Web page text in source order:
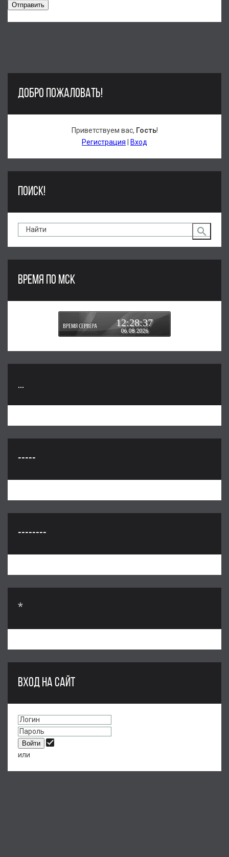
Отправить
ДОБРО ПОЖАЛОВАТЬ!
Приветствуем вас, Гость!
Регистрация
Вход
ПОИСК!
ВРЕМЯ ПО МСК
12:28:37
06.08.2026
...
-----
--------
*
ВХОД НА САЙТ
или